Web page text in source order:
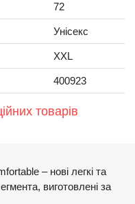
72
Унісекс
XXL
400923
товарів
– нові легкі та
виготовлені за